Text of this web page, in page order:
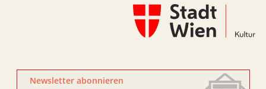
Newsletter abonnieren